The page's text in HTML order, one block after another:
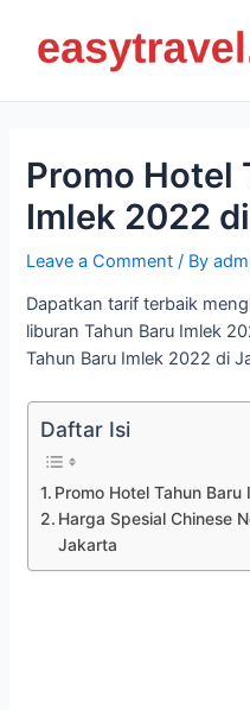
content
Promo Hotel
Imlek 2022
Leave a Comment / By
Dapatkan tarif terbaik
liburan Tahun Baru Imlek
Tahun Baru Imlek 2022 di
Daftar Isi
Promo Hotel Tahun
Harga Spesial Chinese
Jakarta